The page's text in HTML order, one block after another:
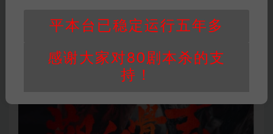
平本台已稳定运行五年多
感谢大家对80剧本杀的支
持！